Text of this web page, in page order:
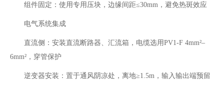
组件固定：使用专用压块，边缘间距≤30mm，避免热斑效应
电气系统集成‌
直流侧：安装直流断路器、汇流箱，电缆选用PV1-F 4mm²–
6mm²，穿管保护
逆变器安装：置于通风阴凉处，离地≥1.5m，输入输出端预留